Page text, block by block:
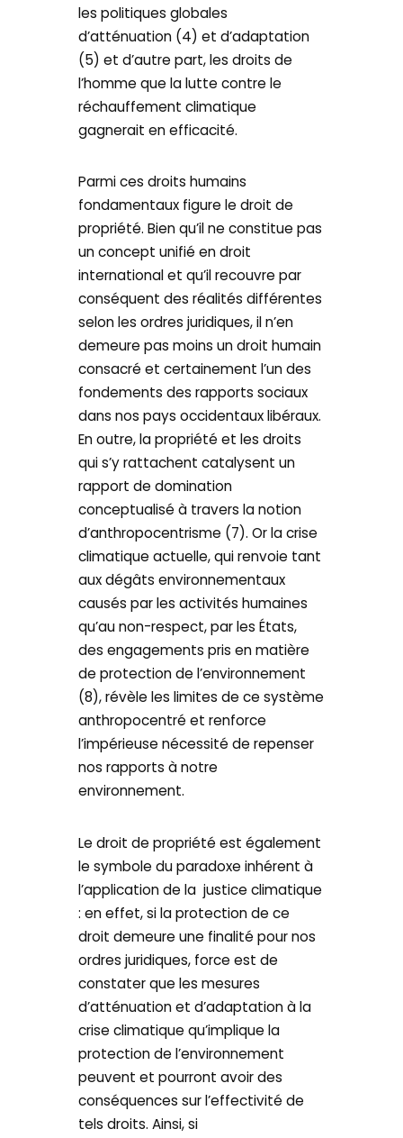
les politiques globales
d’atténuation (4) et d’adaptation
(5) et d’autre part, les droits de
l’homme que la lutte contre le
réchauffement climatique
gagnerait en efficacité.
Parmi ces droits humains
fondamentaux figure le droit de
propriété. Bien qu’il ne constitue pas
un concept unifié en droit
international et qu’il recouvre par
conséquent des réalités différentes
selon les ordres juridiques, il n’en
demeure pas moins un droit humain
consacré et certainement l’un des
fondements des rapports sociaux
dans nos pays occidentaux libéraux.
En outre, la propriété et les droits
qui s’y rattachent catalysent un
rapport de domination
conceptualisé à travers la notion
d’anthropocentrisme (7). Or la crise
climatique actuelle, qui renvoie tant
aux dégâts environnementaux
causés par les activités humaines
qu’au non-respect, par les États,
des engagements pris en matière
de protection de l’environnement
(8), révèle les limites de ce système
anthropocentré et renforce
l’impérieuse nécessité de repenser
nos rapports à notre
environnement.
Le droit de propriété est également
le symbole du paradoxe inhérent à
l’application de la justice climatique
: en effet, si la protection de ce
droit demeure une finalité pour nos
ordres juridiques, force est de
constater que les mesures
d’atténuation et d’adaptation à la
crise climatique qu’implique la
protection de l’environnement
peuvent et pourront avoir des
conséquences sur l’effectivité de
tels droits. Ainsi, si